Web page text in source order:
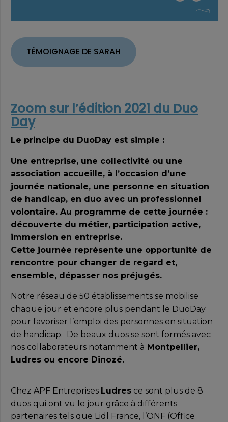
TÉMOIGNAGE DE SARAH
Zoom sur l’édition 2021 du Duo
Day
Le principe du DuoDay est simple :
Une entreprise, une collectivité ou une
association accueille, à l’occasion d’une
journée nationale, une personne en situation
de handicap, en duo avec un professionnel
volontaire. Au programme de cette journée :
découverte du métier, participation active,
immersion en entreprise.
Cette journée représente une opportunité de
rencontre pour changer de regard et,
ensemble, dépasser nos préjugés.
Notre réseau de 50 établissements se mobilise
chaque jour et encore plus pendant le DuoDay
pour favoriser l’emploi des personnes en situation
de handicap. De beaux duos se sont formés avec
nos collaborateurs notamment à Montpellier,
Ludres ou encore Dinozé.
Chez APF Entreprises Ludres ce sont plus de 8
duos qui ont vu le jour grâce à différents
partenaires tels que Lidl France, l’ONF (Office